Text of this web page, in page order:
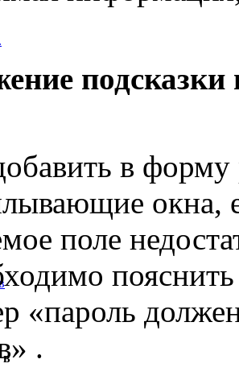
в
подсказки
в форму
окна,
поле
«пароль
.